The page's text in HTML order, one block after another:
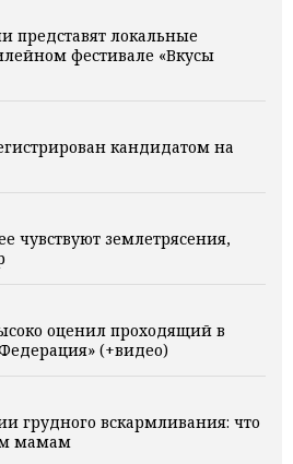
представят локальные
фестивале «Вкусы
кандидатом на
чувствуют землетрясения,
оценил проходящий в
(+видео)
грудного вскармливания: что
мамам